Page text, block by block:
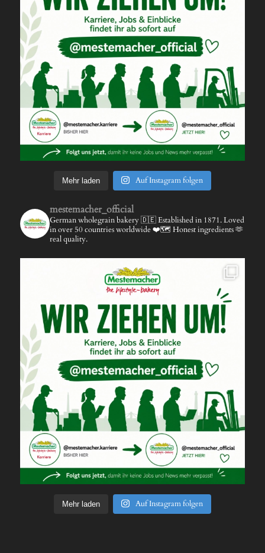
Mehr laden Auf Instagram folgen
mestemacher_official
German wholegrain bakery 🇩🇪Established in 1871.Loved
in over 50 countries worldwide ❤️🗺️ Honest ingredients 🫶
real quality.
Mehr laden Auf Instagram folgen